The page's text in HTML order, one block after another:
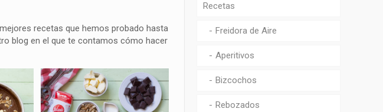
recetas que hemos probado hasta
blog en el que te contamos cómo hacer
Recetas
Freidora de Aire
Aperitivos
Bizcochos
Rebozados